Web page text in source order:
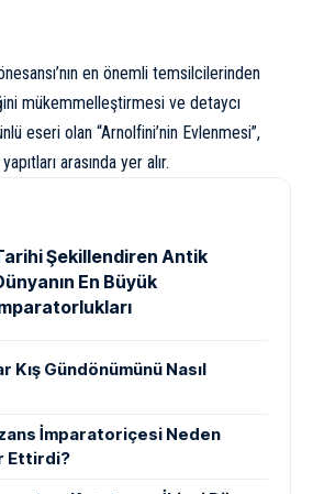
en önemli temsilcilerinden
mükemmelleştirmesi ve detaycı
eseri olan “Arnolfini’nin Evlenmesi”,
arasında yer alır.
Şekillendiren Antik
En Büyük
Kış Gündönümünü Nasıl
İmparatoriçesi Neden
Ettirdi?